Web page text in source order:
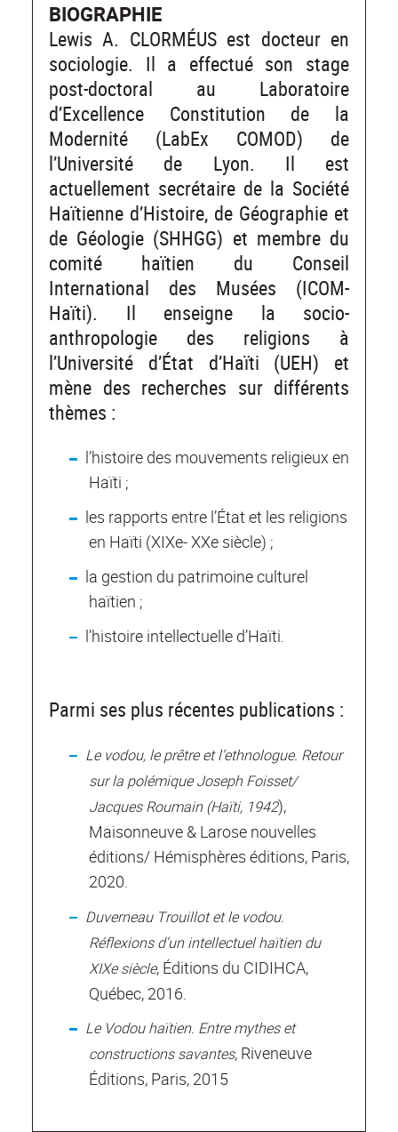
BIOGRAPHIE
Lewis A. CLORMÉUS est docteur en
sociologie. Il a effectué son stage
post-doctoral au Laboratoire
d’Excellence Constitution de la
Modernité (LabEx COMOD) de
l’Université de Lyon. Il est
actuellement secrétaire de la Société
Haïtienne d’Histoire, de Géographie et
de Géologie (SHHGG) et membre du
comité haïtien du Conseil
International des Musées (ICOM-
Haïti). Il enseigne la socio-
anthropologie des religions à
l’Université d’État d’Haïti (UEH) et
mène des recherches sur différents
thèmes :
l’histoire des mouvements religieux en
Haïti ;
les rapports entre l’État et les religions
en Haïti (XIXe- XXe siècle) ;
la gestion du patrimoine culturel
haïtien ;
l’histoire intellectuelle d’Haïti.
Parmi ses plus récentes publications :
Le vodou, le prêtre et l’ethnologue. Retour
sur la polémique Joseph Foisset/
Jacques Roumain (Haïti, 1942),
Maisonneuve & Larose nouvelles
éditions/ Hémisphères éditions, Paris,
2020.
Duverneau Trouillot et le vodou.
Réflexions d’un intellectuel haïtien du
XIXe siècle, Éditions du CIDIHCA,
Québec, 2016.
Le Vodou haïtien. Entre mythes et
constructions savantes, Riveneuve
Éditions, Paris, 2015